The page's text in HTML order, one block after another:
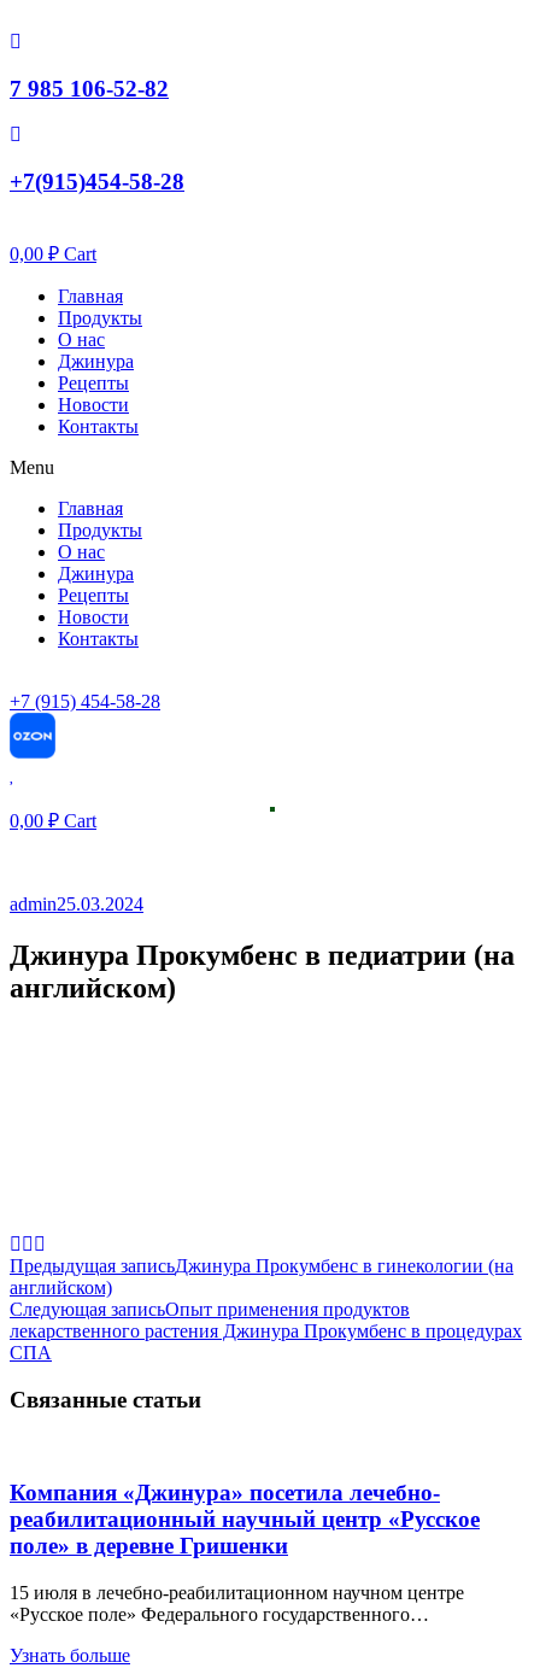
7 985 106-52-82
+7(915)454-58-28
0,00 ₽ Cart
Главная
Продукты
О нас
Джинура
Рецепты
Новости
Контакты
Menu
Главная
Продукты
О нас
Джинура
Рецепты
Новости
Контакты
+7 (915) 454-58-28
0,00 ₽ Cart
admin25.03.2024
Джинура Прокумбенс в педиатрии (на
английском)
Навигация
по
записям
Предыдущая записьДжинура Прокумбенс в гинекологии (на
английском)
Следующая записьОпыт применения продуктов
лекарственного растения Джинура Прокумбенс в процедурах
СПА
Связанные статьи
Компания «Джинура» посетила лечебно-
реабилитационный научный центр «Русское
поле» в деревне Гришенки
15 июля в лечебно-реабилитационном научном центре
«Русское поле» Федерального государственного…
Узнать больше